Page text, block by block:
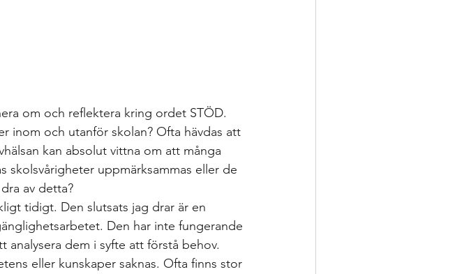
om och reflektera kring ordet STÖD.
inom och utanför skolan? Ofta hävdas att
kan absolut vittna om att många
skolsvårigheter uppmärksammas eller de
av detta?
tidigt. Den slutsats jag drar är en
Den har inte fungerande
dem i syfte att förstå behov.
eller kunskaper saknas. Ofta finns stor